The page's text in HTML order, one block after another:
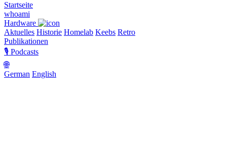
Startseite
whoami
Hardware
Aktuelles Historie Homelab Keebs Retro
Publikationen
🎙️ Podcasts
🌐
German English